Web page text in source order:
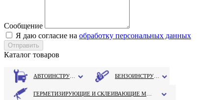
Сообщение
Я даю согласие на обработку персональных данных
Каталог товаров